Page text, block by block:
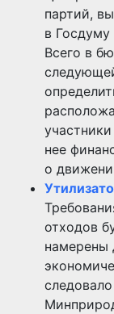
партий,
в
Всего в
нее
о
отходов
намерены